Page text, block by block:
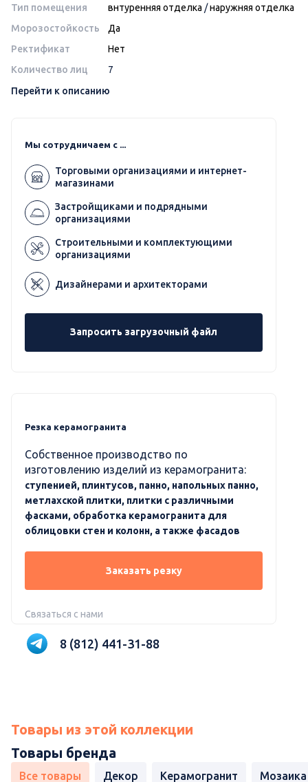
Тип помещения внтуренняя отделка /наружняя отделка
Морозостойкость
Да
Ректификат
Нет
Количество лиц
7
Перейти к описанию
Мы сотрудничаем с ...
Торговыми организациями и интернет-
магазинами
Застройщиками и подрядными
организациями
Строительными и комплектующими
организациями
Дизайнерами и архитекторами
Запросить загрузочный файл
Резка керамогранита
Собственное производство по
изготовлению изделий из керамогранита:
ступенией, плинтусов, панно, напольных панно,
метлахской плитки, плитки с различными
фасками, обработка керамогранита для
облицовки стен и колонн, а также фасадов
Заказать резку
Связаться с нами
8 (812) 441-31-88
Товары из этой коллекции
Товары бренда
Все товары Декор Керамогранит Мозаика